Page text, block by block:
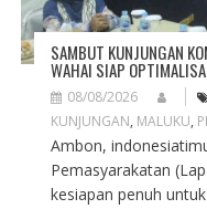
SAMBUT KUNJUNGAN
WAHAI SIAP
08/08/2026
KUNJUNGAN, MALUKU,
Ambon,
Pemasyarakatan
kesiapan penuh